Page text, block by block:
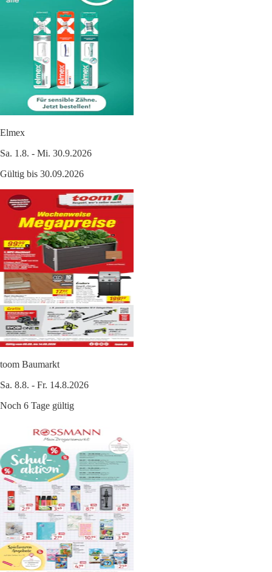
Elmex
Sa. 1.8. - Mi. 30.9.2026
Gültig bis 30.09.2026
toom Baumarkt
Sa. 8.8. - Fr. 14.8.2026
Noch 6 Tage gültig